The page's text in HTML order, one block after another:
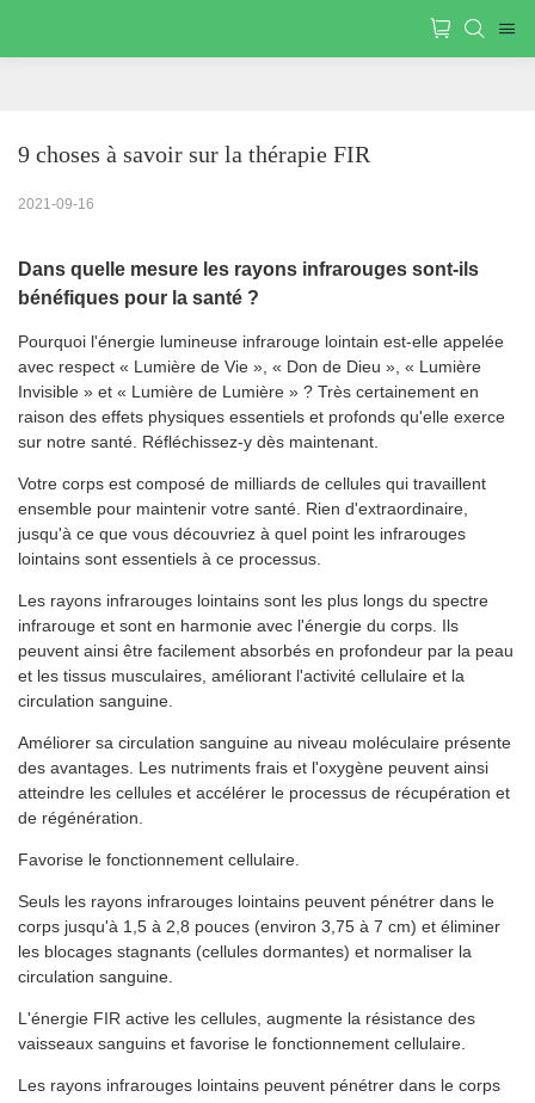
9 choses à savoir sur la thérapie FIR
2021-09-16
Dans quelle mesure les rayons infrarouges sont-ils
bénéfiques pour la santé ?
Pourquoi l'énergie lumineuse infrarouge lointain est-elle appelée
avec respect « Lumière de Vie », « Don de Dieu », « Lumière
Invisible » et « Lumière de Lumière » ? Très certainement en
raison des effets physiques essentiels et profonds qu'elle exerce
sur notre santé. Réfléchissez-y dès maintenant.
Votre corps est composé de milliards de cellules qui travaillent
ensemble pour maintenir votre santé. Rien d'extraordinaire,
jusqu'à ce que vous découvriez à quel point les infrarouges
lointains sont essentiels à ce processus.
Les rayons infrarouges lointains sont les plus longs du spectre
infrarouge et sont en harmonie avec l'énergie du corps. Ils
peuvent ainsi être facilement absorbés en profondeur par la peau
et les tissus musculaires, améliorant l'activité cellulaire et la
circulation sanguine.
Améliorer sa circulation sanguine au niveau moléculaire présente
des avantages. Les nutriments frais et l'oxygène peuvent ainsi
atteindre les cellules et accélérer le processus de récupération et
de régénération.
Favorise le fonctionnement cellulaire.
Seuls les rayons infrarouges lointains peuvent pénétrer dans le
corps jusqu'à 1,5 à 2,8 pouces (environ 3,75 à 7 cm) et éliminer
les blocages stagnants (cellules dormantes) et normaliser la
circulation sanguine.
L'énergie FIR active les cellules, augmente la résistance des
vaisseaux sanguins et favorise le fonctionnement cellulaire.
Les rayons infrarouges lointains peuvent pénétrer dans le corps